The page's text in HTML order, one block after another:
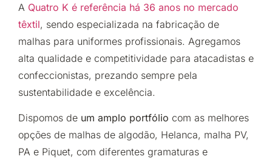
A Quatro K é referência há 36 anos no mercado
têxtil, sendo especializada na fabricação de
malhas para uniformes profissionais. Agregamos
alta qualidade e competitividade para atacadistas e
confeccionistas, prezando sempre pela
sustentabilidade e excelência.
Dispomos de um amplo portfólio com as melhores
opções de malhas de algodão, Helanca, malha PV,
PA e Piquet, com diferentes gramaturas e